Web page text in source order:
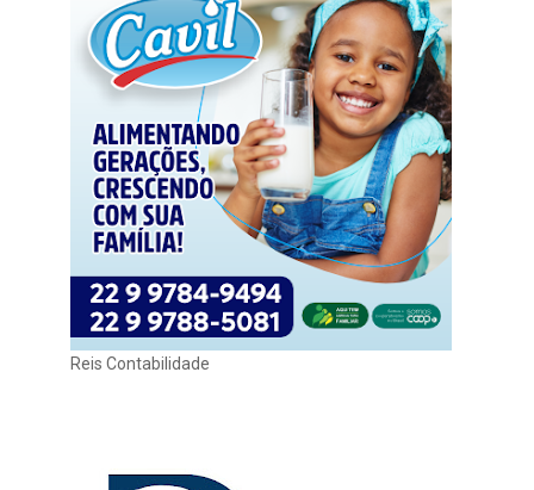
Reis Contabilidade